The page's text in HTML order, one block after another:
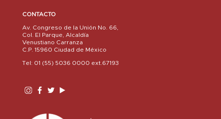
CONTACTO
Av. Congreso de la Unión No. 66,
Col. El Parque, Alcaldía
Venustiano Carranza
C.P. 15960 Ciudad de México
Tel: 01 (55) 5036 0000 ext.67193